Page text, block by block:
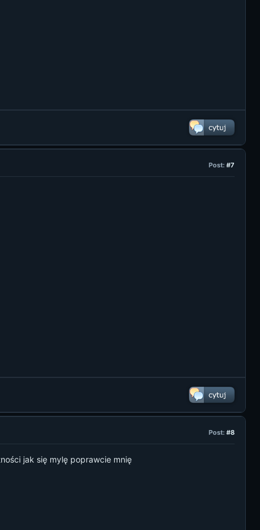
Post: #7
Post: #8
jak się mylę poprawcie mnię